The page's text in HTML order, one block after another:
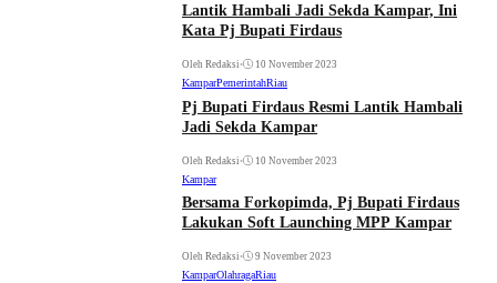
Lantik Hambali Jadi Sekda Kampar, Ini
Kata Pj Bupati Firdaus
Oleh Redaksi • 10 November 2023
KamparPemerintahRiau
Pj Bupati Firdaus Resmi Lantik Hambali
Jadi Sekda Kampar
Oleh Redaksi • 10 November 2023
Kampar
Bersama Forkopimda, Pj Bupati Firdaus
Lakukan Soft Launching MPP Kampar
Oleh Redaksi • 9 November 2023
KamparOlahragaRiau